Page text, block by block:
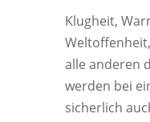
Klugheit,
alle anderen
werden bei
sicherlich